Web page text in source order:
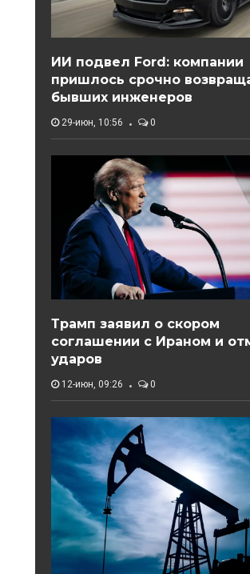
ИИ подвел Ford: компании
пришлось срочно
бывших инженеров
29-июн, 10:56 0
Трамп заявил о скором
соглашении с Ираном и
ударов
12-июн, 09:26 0